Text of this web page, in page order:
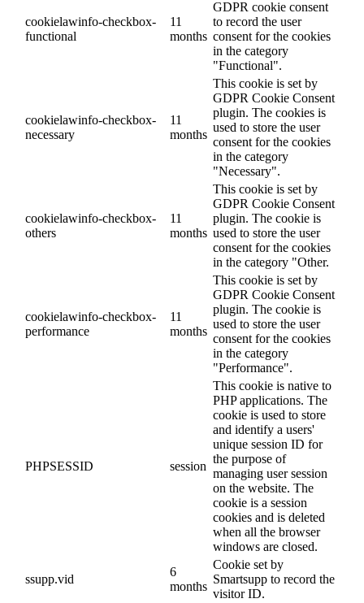
cookielawinfo-checkbox-
functional
11
months
GDPR cookie consent
to record the user
consent for the cookies
in the category
"Functional".
cookielawinfo-checkbox-
necessary
11
months
This cookie is set by
GDPR Cookie Consent
plugin. The cookies is
used to store the user
consent for the cookies
in the category
"Necessary".
cookielawinfo-checkbox-
others
11
months
This cookie is set by
GDPR Cookie Consent
plugin. The cookie is
used to store the user
consent for the cookies
in the category "Other.
cookielawinfo-checkbox-
performance
11
months
This cookie is set by
GDPR Cookie Consent
plugin. The cookie is
used to store the user
consent for the cookies
in the category
"Performance".
PHPSESSID session
This cookie is native to
PHP applications. The
cookie is used to store
and identify a users'
unique session ID for
the purpose of
managing user session
on the website. The
cookie is a session
cookies and is deleted
when all the browser
windows are closed.
ssupp.vid
6
months
Cookie set by
Smartsupp to record the
visitor ID.